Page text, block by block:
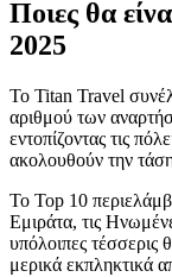
Ποιες θα
2025
Το Titan Travel
αριθμού των
εντοπίζοντας τις
ακολουθούν την
Το Top 10
Εμιράτα, τις
υπόλοιπες τέσσερις
μερικά εκπληκτικά